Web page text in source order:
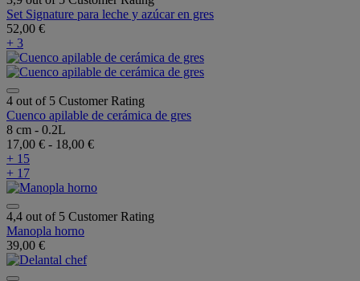
Set Signature para leche y azúcar en gres
52,00 €
+ 3
4 out of 5 Customer Rating
Cuenco apilable de cerámica de gres
8 cm - 0.2L
17,00 € - 18,00 €
+ 15
+ 17
4,4 out of 5 Customer Rating
Manopla horno
39,00 €